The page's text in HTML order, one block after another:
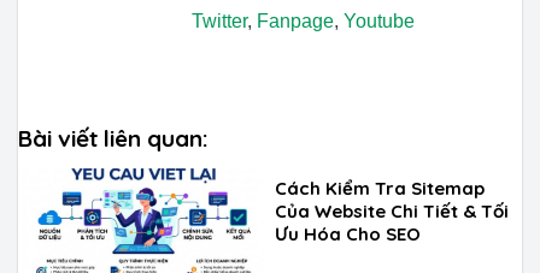
Twitter, Fanpage, Youtube
Bài viết liên quan:
Cách Kiểm Tra Sitemap
Của Website Chi Tiết & Tối
Ưu Hóa Cho SEO